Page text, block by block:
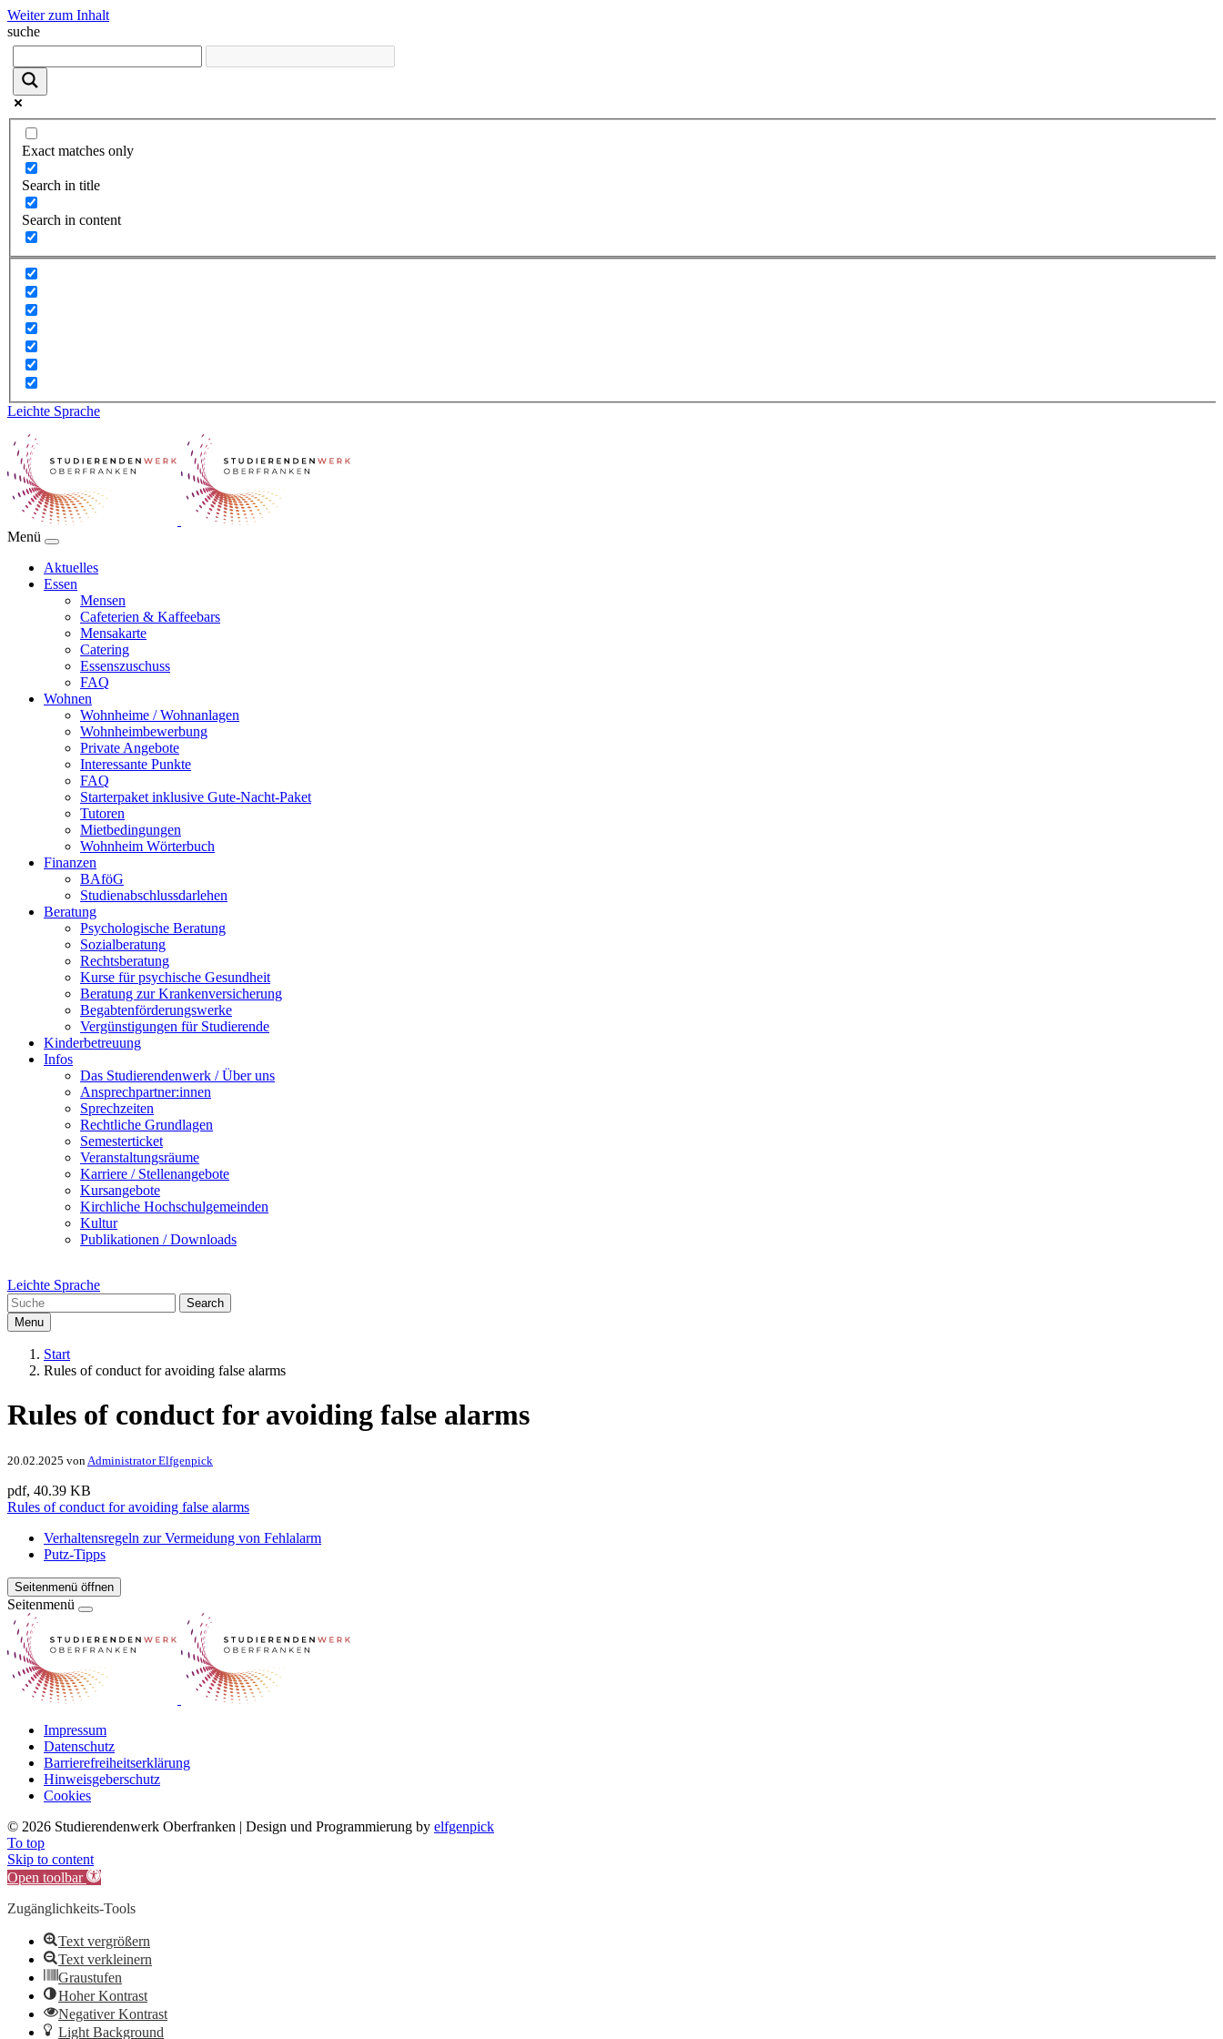
Weiter zum Inhalt
suche
Exact matches only
Search in title
Search in content
Leichte Sprache
Menü
Aktuelles
Essen
Mensen
Cafeterien & Kaffeebars
Mensakarte
Catering
Essenszuschuss
FAQ
Wohnen
Wohnheime / Wohnanlagen
Wohnheimbewerbung
Private Angebote
Interessante Punkte
FAQ
Starterpaket inklusive Gute-Nacht-Paket
Tutoren
Mietbedingungen
Wohnheim Wörterbuch
Finanzen
BAföG
Studienabschlussdarlehen
Beratung
Psychologische Beratung
Sozialberatung
Rechtsberatung
Kurse für psychische Gesundheit
Beratung zur Krankenversicherung
Begabtenförderungswerke
Vergünstigungen für Studierende
Kinderbetreuung
Infos
Das Studierendenwerk / Über uns
Ansprechpartner:innen
Sprechzeiten
Rechtliche Grundlagen
Semesterticket
Veranstaltungsräume
Karriere / Stellenangebote
Kursangebote
Kirchliche Hochschulgemeinden
Kultur
Publikationen / Downloads
Leichte Sprache
Search
Menu
Start
Rules of conduct for avoiding false alarms
Rules of conduct for avoiding false alarms
20.02.2025 von Administrator Elfgenpick
pdf, 40.39 KB
Rules of conduct for avoiding false alarms
Verhaltensregeln zur Vermeidung von Fehlalarm
Putz-Tipps
Seitenmenü öffnen
Seitenmenü
Impressum
Datenschutz
Barrierefreiheitserklärung
Hinweisgeberschutz
Cookies
© 2026 Studierendenwerk Oberfranken | Design und Programmierung by elfgenpick
To top
Skip to content
Open toolbar
Zugänglichkeits-Tools
Text vergrößern
Text verkleinern
Graustufen
Hoher Kontrast
Negativer Kontrast
Light Background